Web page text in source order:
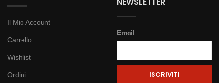
Il Mio Account
Carrello
Wishlist
Ordini
Email